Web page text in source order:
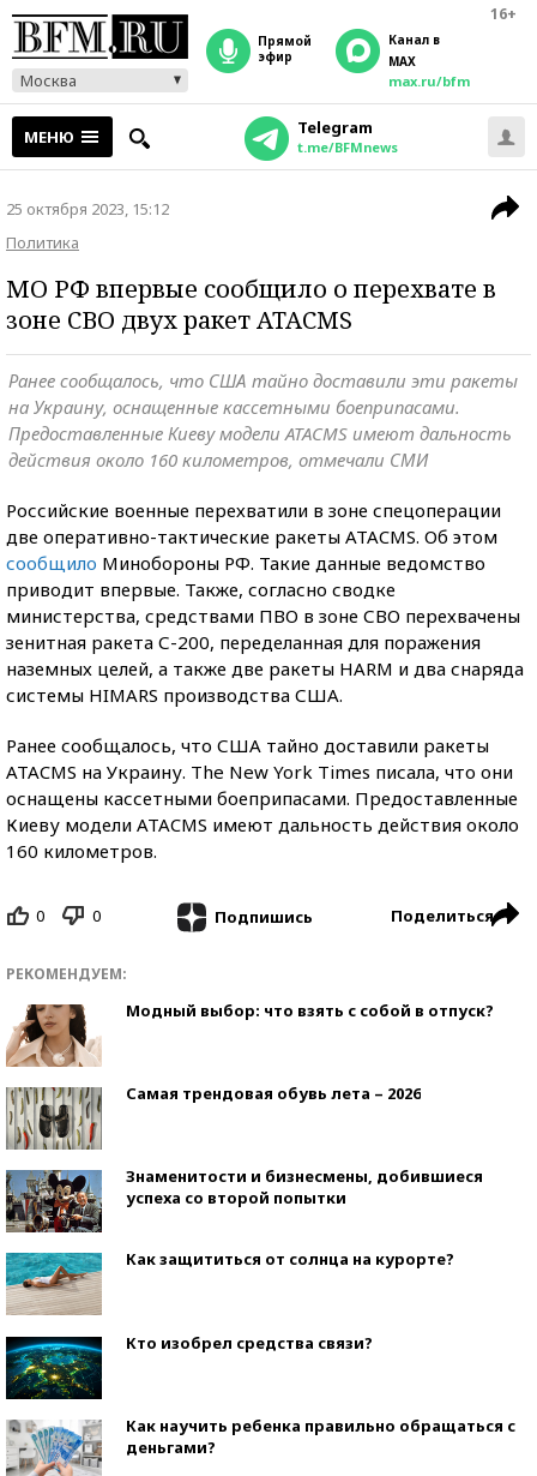
16+
Москва
прямой
эфир
Канал в
MAX
max.ru/bfm
МЕНЮ Telegram
t.me/BFMnews
25 октября 2023, 15:12
Политика
МО РФ впервые сообщило о перехвате в
зоне СВО двух ракет ATACMS
Ранее сообщалось, что США тайно доставили эти ракеты
на Украину, оснащенные кассетными боеприпасами.
Предоставленные Киеву модели ATACMS имеют дальность
действия около 160 километров, отмечали СМИ
Российские военные перехватили в зоне спецоперации
две оперативно-тактические ракеты ATACMS. Об этом
сообщило Минобороны РФ. Такие данные ведомство
приводит впервые. Также, согласно сводке
министерства, средствами ПВО в зоне СВО перехвачены
зенитная ракета С-200, переделанная для поражения
наземных целей, а также две ракеты HARM и два снаряда
системы HIMARS производства США.
Ранее сообщалось, что США тайно доставили ракеты
ATACMS на Украину. The New York Times писала, что они
оснащены кассетными боеприпасами. Предоставленные
Киеву модели ATACMS имеют дальность действия около
160 километров.
0 0 Подпишись Поделиться
РЕКОМЕНДУЕМ:
Модный выбор: что взять с собой в отпуск?
Самая трендовая обувь лета – 2026
Знаменитости и бизнесмены, добившиеся
успеха со второй попытки
Как защититься от солнца на курорте?
Кто изобрел средства связи?
Как научить ребенка правильно обращаться с
деньгами?